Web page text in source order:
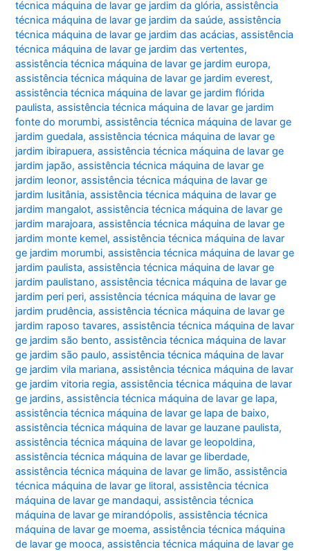
técnica máquina de lavar ge jardim da glória,assistência
técnica máquina de lavar ge jardim da saúde,assistência
técnica máquina de lavar ge jardim das acácias,assistência
técnica máquina de lavar ge jardim das vertentes,
assistência técnica máquina de lavar ge jardim europa,
assistência técnica máquina de lavar ge jardim everest,
assistência técnica máquina de lavar ge jardim flórida
paulista,assistência técnica máquina de lavar ge jardim
fonte do morumbi,assistência técnica máquina de lavar ge
jardim guedala,assistência técnica máquina de lavar ge
jardim ibirapuera,assistência técnica máquina de lavar ge
jardim japão,assistência técnica máquina de lavar ge
jardim leonor,assistência técnica máquina de lavar ge
jardim lusitânia,assistência técnica máquina de lavar ge
jardim mangalot,assistência técnica máquina de lavar ge
jardim marajoara,assistência técnica máquina de lavar ge
jardim monte kemel,assistência técnica máquina de lavar
ge jardim morumbi,assistência técnica máquina de lavar ge
jardim paulista,assistência técnica máquina de lavar ge
jardim paulistano,assistência técnica máquina de lavar ge
jardim peri peri,assistência técnica máquina de lavar ge
jardim prudência,assistência técnica máquina de lavar ge
jardim raposo tavares,assistência técnica máquina de lavar
ge jardim são bento,assistência técnica máquina de lavar
ge jardim são paulo,assistência técnica máquina de lavar
ge jardim vila mariana,assistência técnica máquina de lavar
ge jardim vitoria regia,assistência técnica máquina de lavar
ge jardins,assistência técnica máquina de lavar ge lapa,
assistência técnica máquina de lavar ge lapa de baixo,
assistência técnica máquina de lavar ge lauzane paulista,
assistência técnica máquina de lavar ge leopoldina,
assistência técnica máquina de lavar ge liberdade,
assistência técnica máquina de lavar ge limão,assistência
técnica máquina de lavar ge litoral,assistência técnica
máquina de lavar ge mandaqui,assistência técnica
máquina de lavar ge mirandópolis,assistência técnica
máquina de lavar ge moema,assistência técnica máquina
de lavar ge mooca,assistência técnica máquina de lavar ge